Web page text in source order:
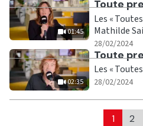
01:45
Ecouter
Toute
Les «
Mathilde
28/02/2024
02:35
Ecouter
Toute
Les «
28/02/2024
1 2